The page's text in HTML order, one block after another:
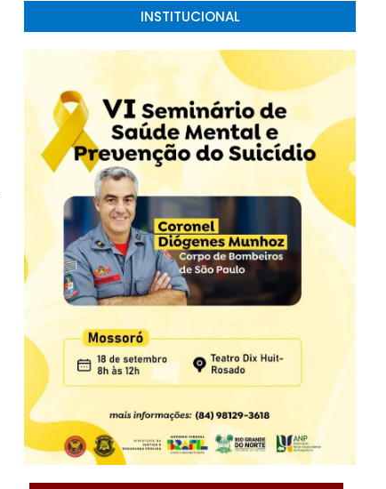
INSTITUCIONAL